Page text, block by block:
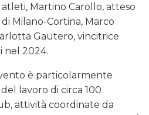
Martino Carollo, atteso
Milano-Cortina, Marco
Gautero, vincitrice
nel 2024.
è particolarmente
lavoro di circa 100
attività coordinate da